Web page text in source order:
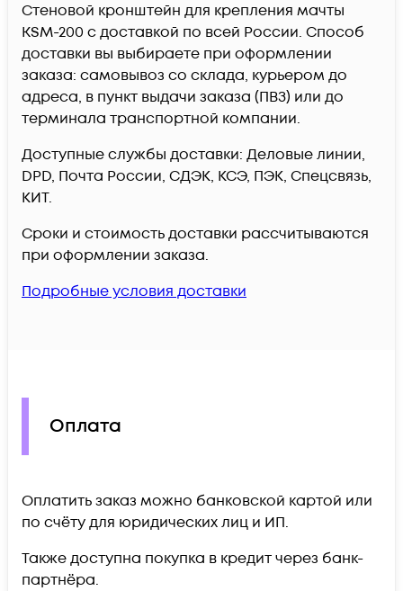
Стеновой кронштейн для крепления мачты
KSM-200 c доставкой по всей России. Способ
доставки вы выбираете при оформлении
заказа: самовывоз со склада, курьером до
адреса, в пункт выдачи заказа (ПВЗ) или до
терминала транспортной компании.
Доступные службы доставки: Деловые линии,
DPD, Почта России, СДЭК, КСЭ, ПЭК, Спецсвязь,
КИТ.
Сроки и стоимость доставки рассчитываются
при оформлении заказа.
Подробные условия доставки
Оплата
Оплатить заказ можно банковской картой или
по счёту для юридических лиц и ИП.
Также доступна покупка в кредит через банк-
партнёра.